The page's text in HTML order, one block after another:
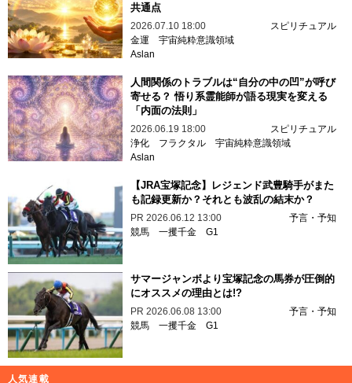
共通点
2026.07.10 18:00
スピリチュアル
金運 宇宙純粋意識領域
Aslan
人間関係のトラブルは“自分の中の凹”が呼び
寄せる？ 悟り系霊能師が語る現実を変える
「内面の法則」
2026.06.19 18:00
スピリチュアル
浄化
フラクタル 宇宙純粋意識領域
Aslan
【JRA宝塚記念】レジェンド武豊騎手がまた
も記録更新か？それとも波乱の結末か？
PR 2026.06.12 13:00
予言・予知
競馬 一攫千金 G1
サマージャンボより宝塚記念の馬券が圧倒的
にオススメの理由とは!?
PR 2026.06.08 13:00
予言・予知
競馬 一攫千金 G1
人気連載